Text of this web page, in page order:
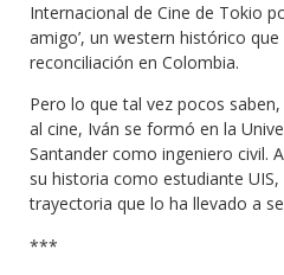
Internacional de Cine de Tokio
amigo’, un western histórico
reconciliación en Colombia.
Pero lo que tal vez pocos
al cine, Iván se formó en la
Santander como ingeniero civil.
su historia como estudiante
trayectoria que lo ha llevado a
***